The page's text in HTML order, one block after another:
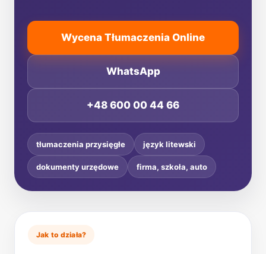
Wycena Tłumaczenia Online
WhatsApp
+48 600 00 44 66
tłumaczenia przysięgłe język litewski
dokumenty urzędowe firma, szkoła, auto
Jak to działa?